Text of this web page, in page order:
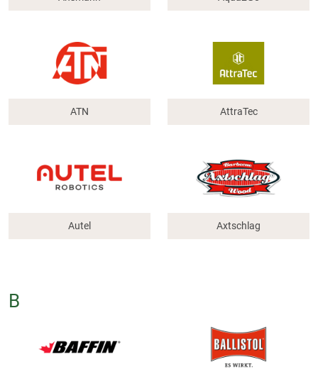
ATN AttraTec
Autel Axtschlag
B